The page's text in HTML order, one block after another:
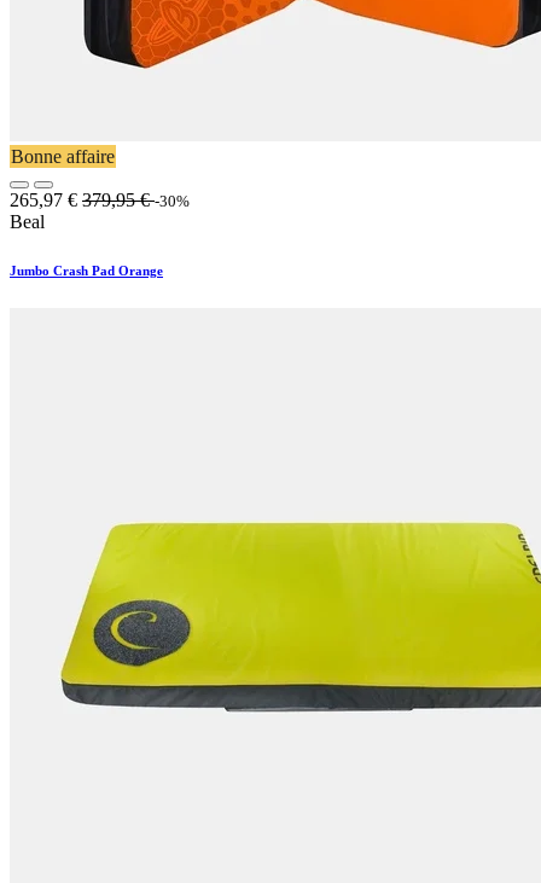
Bonne affaire
265,97 € 379,95€ -30%
Beal
Jumbo Crash Pad Orange